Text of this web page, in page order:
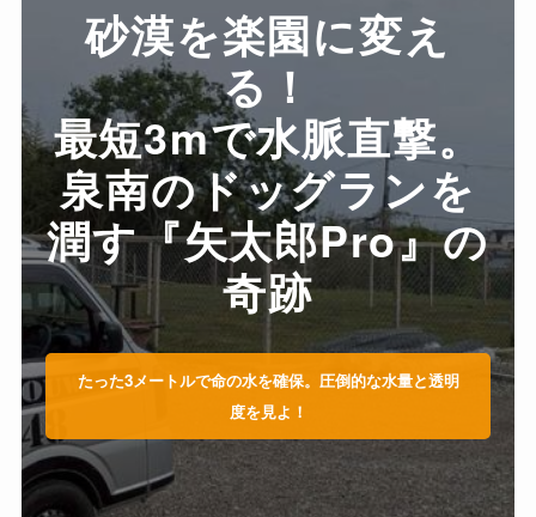
砂漠を楽園に変え
る！
最短3mで水脈直撃。
泉南のドッグランを
潤す『矢太郎Pro』の
奇跡
たった3メートルで命の水を確保。圧倒的な水量と透明
度を見よ！